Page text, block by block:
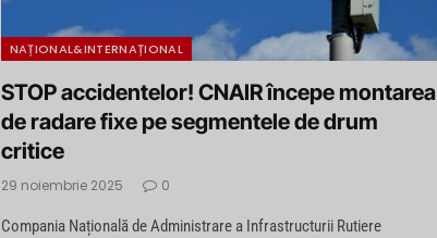
NAȚIONAL&INTERNAȚIONAL
STOP accidentelor! CNAIR începe montarea
de radare fixe pe segmentele de drum
critice
29 noiembrie 2025 0
Compania Națională de Administrare a Infrastructurii Rutiere